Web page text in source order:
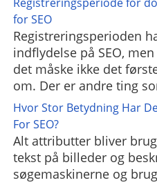
for SEO
Registreringsperioden
indflydelse på SEO,
det måske ikke det
om. Der er andre ting
Hvor Stor Betydning Har
For SEO?
Alt attributter bliver
tekst på billeder og
søgemaskinerne og